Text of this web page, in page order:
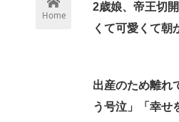
Home
2歳娘、帝王切
くて可愛くて朝
出産のため離
う号泣」「幸せ